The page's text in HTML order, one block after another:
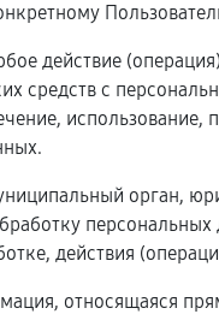
действие
средств с
орган,
действия
относящаяся